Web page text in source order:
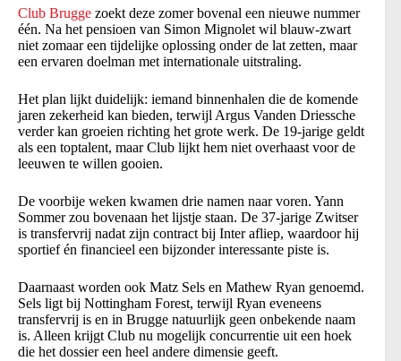
Club Brugge zoekt deze zomer bovenal een nieuwe nummer
één. Na het pensioen van Simon Mignolet wil blauw-zwart
niet zomaar een tijdelijke oplossing onder de lat zetten, maar
een ervaren doelman met internationale uitstraling.
Het plan lijkt duidelijk: iemand binnenhalen die de komende
jaren zekerheid kan bieden, terwijl Argus Vanden Driessche
verder kan groeien richting het grote werk. De 19-jarige geldt
als een toptalent, maar Club lijkt hem niet overhaast voor de
leeuwen te willen gooien.
De voorbije weken kwamen drie namen naar voren. Yann
Sommer zou bovenaan het lijstje staan. De 37-jarige Zwitser
is transfervrij nadat zijn contract bij Inter afliep, waardoor hij
sportief én financieel een bijzonder interessante piste is.
Daarnaast worden ook Matz Sels en Mathew Ryan genoemd.
Sels ligt bij Nottingham Forest, terwijl Ryan eveneens
transfervrij is en in Brugge natuurlijk geen onbekende naam
is. Alleen krijgt Club nu mogelijk concurrentie uit een hoek
die het dossier een heel andere dimensie geeft.